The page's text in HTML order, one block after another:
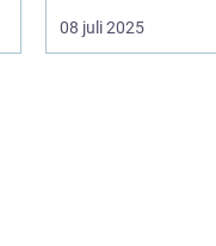
udfordrende
opgave. Med de...
08 juli 2025